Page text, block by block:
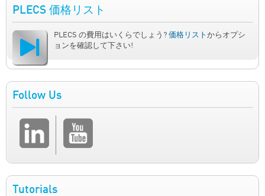
PLECS 価格リスト
PLECS の費用はいくらでしょう? 価格リスト からオプシ
ョンを確認して下さい!
Follow Us
Tutorials